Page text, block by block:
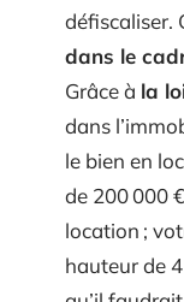
défiscaliser.
dans le
Grâce à la
dans
le bien en
de 200 000
location ;
hauteur de